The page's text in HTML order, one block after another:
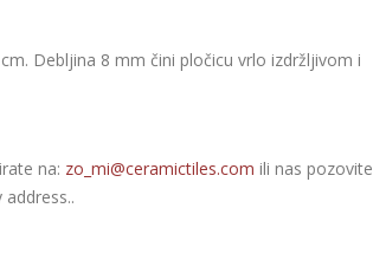
Debljina 8 mm čini pločicu vrlo izdržljivom i
na: zo_mi@ceramictiles.com ili nas pozovite